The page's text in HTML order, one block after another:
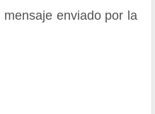
enviado por la